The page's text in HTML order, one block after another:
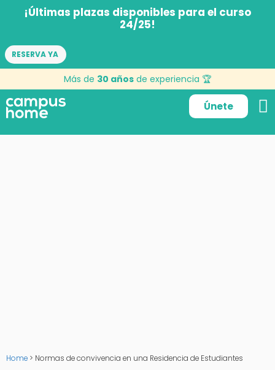
¡Últimas plazas disponibles para el curso
24/25!
RESERVA YA
Más de 30 años de experiencia 🏆
Únete
Home > Normas de convivencia en una Residencia de Estudiantes